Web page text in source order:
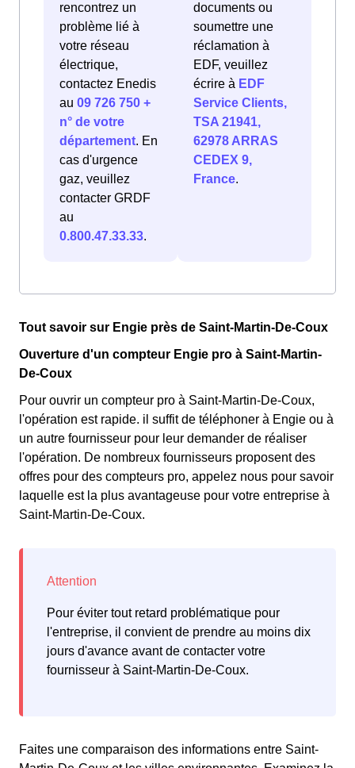
rencontrez un
problème lié à
votre réseau
électrique,
contactez Enedis
au 09 726 750 +
n° de votre
département. En
cas d'urgence
gaz, veuillez
contacter GRDF
au
0.800.47.33.33.
documents ou
soumettre une
réclamation à
EDF, veuillez
écrire à EDF
Service Clients,
TSA 21941,
62978 ARRAS
CEDEX 9,
France.
Tout savoir sur Engie près de Saint-Martin-De-Coux
Ouverture d'un compteur Engie pro à Saint-Martin-
De-Coux
Pour ouvrir un compteur pro à Saint-Martin-De-Coux,
l'opération est rapide. il suffit de téléphoner à Engie ou à
un autre fournisseur pour leur demander de réaliser
l'opération. De nombreux fournisseurs proposent des
offres pour des compteurs pro, appelez nous pour savoir
laquelle est la plus avantageuse pour votre entreprise à
Saint-Martin-De-Coux.
Pour éviter tout retard problématique pour
l'entreprise, il convient de prendre au moins dix
jours d'avance avant de contacter votre
fournisseur à Saint-Martin-De-Coux.
Faites une comparaison des informations entre Saint-